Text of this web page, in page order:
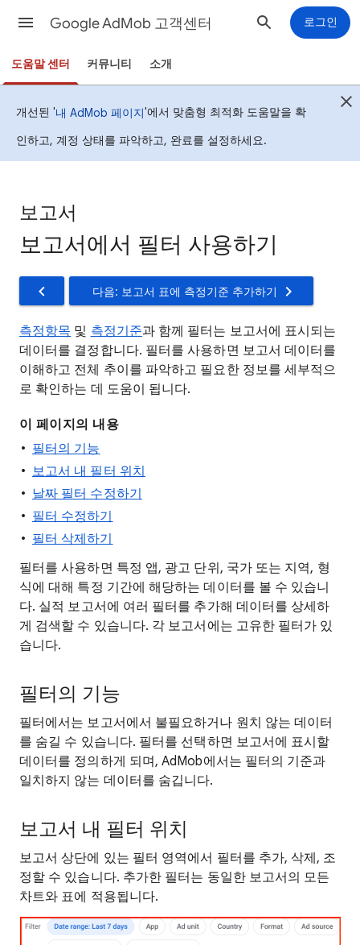
Google AdMob 고객센터 로그인
도움말 센터 커뮤니티 소개
개선된 '내 AdMob 페이지'에서 맞춤형 최적화 도움말을 확
인하고, 계정 상태를 파악하고, 완료를 설정하세요.
보고서
보고서에서 필터 사용하기
다음: 보고서 표에 측정기준 추가하기
측정항목 및 측정기준과 함께 필터는 보고서에 표시되는
데이터를 결정합니다. 필터를 사용하면 보고서 데이터를
이해하고 전체 추이를 파악하고 필요한 정보를 세부적으
로 확인하는 데 도움이 됩니다.
이 페이지의 내용
필터의 기능
보고서 내 필터 위치
날짜 필터 수정하기
필터 수정하기
필터 삭제하기
필터를 사용하면 특정 앱, 광고 단위, 국가 또는 지역, 형
식에 대해 특정 기간에 해당하는 데이터를 볼 수 있습니
다. 실적 보고서에 여러 필터를 추가해 데이터를 상세하
게 검색할 수 있습니다. 각 보고서에는 고유한 필터가 있
습니다.
필터의 기능
필터에서는 보고서에서 불필요하거나 원치 않는 데이터
를 숨길 수 있습니다. 필터를 선택하면 보고서에 표시할
데이터를 정의하게 되며, AdMob에서는 필터의 기준과
일치하지 않는 데이터를 숨깁니다.
보고서 내 필터 위치
보고서 상단에 있는 필터 영역에서 필터를 추가, 삭제, 조
정할 수 있습니다. 추가한 필터는 동일한 보고서의 모든
차트와 표에 적용됩니다.